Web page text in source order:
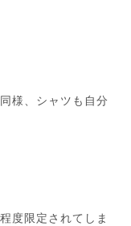
様、シャツも自分
度限定されてしま